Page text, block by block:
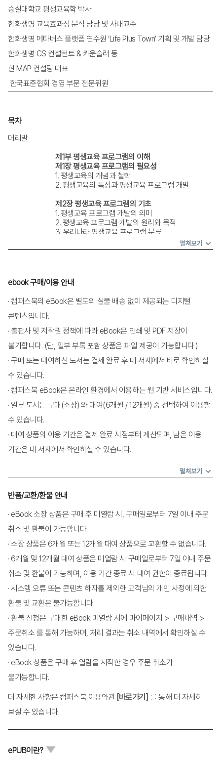
숭실대학교 평생교육학 박사
한화생명 교육효과성 분석 담당 및 사내교수
한화생명 메타버스 플랫폼 연수원 ‘Life Plus Town’ 기획 및 개발 담당
한화생명 CS 컨설턴트 & 카운슬러 등
현 MAP 컨설팅 대표
한국표준협회 경영 부문 전문위원
목차
머리말
제1부 평생교육 프로그램의 이해
제1장 평생교육 프로그램의 필요성
			1. 평생교육의 개념과 철학
			2. 평생교육의 특성과 평생교육 프로그램 개발
제2장 평생교육 프로그램의 기초
			1. 평생교육 프로그램 개발의 의미
			2. 평생교육 프로그램 개발의 원리와 목적
			3. 우리나라 평생교육 프로그램 분류
제3장 평생교육 프로그램 개발 이론과 모형
			3. 평생교육 프로그램 개발 모형
제2부 평생교육 프로그램 개발의 과정
제4장 평생교육 프로그램 기획
			2. 프로그램 기획의 특성과 원리
			3. 기획 과정
			4. 우선순위와 의사결정
제5장 프로그램 요구 측정
제6장 우선순위 설정과 의사결정
			1. 우선순위 설정의 개념과 기준
제7장 평생교육 프로그램 목적과 목표 설정
			1. 평생교육 프로그램 목표 설정
			1. 평생교육 프로그램 설계의 개념과 원리
			3. 학습목표 설정 방법
			4. 교수설계
			5. 평가설계
			1. 프로그램 마케팅의 개념
			2. 프로그램 마케팅의 구성요소
			3. 프로그램 마케팅의 절차
			4. 프로그램 마케팅의 기법
제10장 평생교육 프로그램 실행
			1. 프로그램 실행의 의미
			3. 프로그램 실행 계획 수립
			1. 평생교육 프로그램 평가의 개념과 목적
			4. 평생교육 프로그램 평가의 유형
			5. 평생교육 프로그램 평가방법
			6. 평생교육 프로그램 평가의 과정
제3부 평생교육 프로그램 개발의 사례
펼쳐보기
ebook 구매/이용 안내
· 캠퍼스북의 eBook은 별도의 실물 배송 없이 제공되는 디지털
콘텐츠입니다.
· 출판사 및 저작권 정책에 따라 eBook은 인쇄 및 PDF 저장이
불가합니다. (단, 일부 부록 포함 상품은 파일 제공이 가능합니다.)
· 구매 또는 대여하신 도서는 결제 완료 후 내 서재에서 바로 확인하실
수 있습니다.
· 캠퍼스북 eBook은 온라인 환경에서 이용하는 웹 기반 서비스입니다.
· 일부 도서는 구매(소장) 와 대여(6개월 / 12개월) 중 선택하여 이용할
수 있습니다.
· 대여 상품의 이용 기간은 결제 완료 시점부터 계산되며, 남은 이용
기간은 내 서재에서 확인하실 수 있습니다.
펼쳐보기
반품/교환/환불 안내
· eBook 소장 상품은 구매 후 미열람 시, 구매일로부터 7일 이내 주문
취소 및 환불이 가능합니다.
· 소장 상품은 6개월 또는 12개월 대여 상품으로 교환할 수 없습니다.
· 6개월 및 12개월 대여 상품은 미열람 시 구매일로부터 7일 이내 주문
취소 및 환불이 가능하며, 이용 기간 종료 시 대여 권한이 종료됩니다.
· 시스템 오류 또는 콘텐츠 하자를 제외한 고객님의 개인 사정에 의한
환불 및 교환은 불가능합니다.
· 환불 신청은 구매한 eBook 미열람 시에 마이페이지 > 구매내역 >
주문취소 를 통해 가능하며, 처리 결과는 취소 내역에서 확인하실 수
있습니다.
· eBook 상품은 구매 후 열람을 시작한 경우 주문 취소가
불가능합니다.
더 자세한 사항은 캠퍼스북 이용약관 [바로가기]를 통해 더 자세히
보실 수 있습니다.
ePUB이란?